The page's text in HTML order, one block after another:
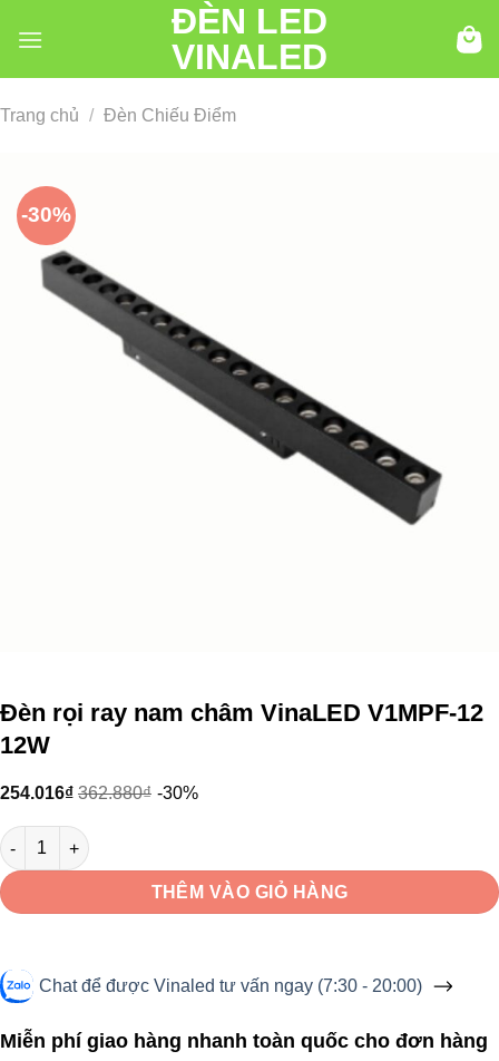
đến
ĐÈN LED
VINALED
Trang chủ / Đèn Chiếu Điểm
-30%
Đèn rọi ray nam châm VinaLED V1MPF-12
12W
254.016₫ 362.880₫ -30%
Đèn rọi ray nam châm VinaLED V1MPF-12 12W số lượng
THÊM VÀO GIỎ HÀNG
Chat để được Vinaled tư vấn ngay (7:30 - 20:00)
Miễn phí giao hàng nhanh toàn quốc cho đơn hàng